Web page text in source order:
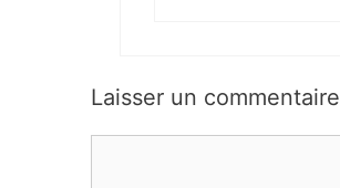
Laisser un commentaire